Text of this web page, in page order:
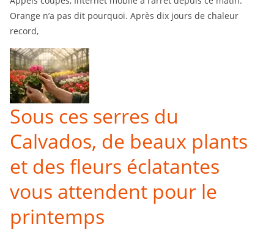
Orange n’a pas dit pourquoi. Après dix jours de chaleur
record,
Sous ces serres du
Calvados, de beaux plants
et des fleurs éclatantes
vous attendent pour le
printemps